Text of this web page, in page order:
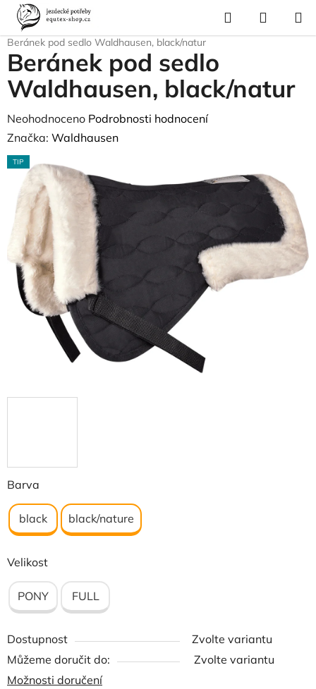
Přejít
obsah
Hledat
KOŠÍK
Domů
Pro koně
Beránek pod sedlo Waldhausen, black/natur
Barva
black black/nature
Velikost
PONY FULL
Dostupnost
Zvolte variantu
Můžeme doručit do:
Zvolte variantu
Možnosti doručení
Beránek pod sedlo
Waldhausen, black/natur
Průměrné
hodnocení
produktu
0,0
5
hvězdiček.
Neohodnoceno Podrobnosti hodnocení
Značka: Waldhausen
TIP